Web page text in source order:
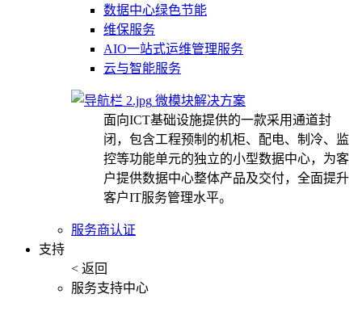
数据中心绿色节能
维保服务
AIO一站式运维管理服务
云与智能服务
微模块解决方案
面向ICT基础设施提供的一款采用通道封
闭，包含工程预制的机柜、配电、制冷、监
控等功能单元的独立的小型数据中心，为客
户提供数据中心整体产品及交付，全面提升
客户IT服务管理水平。
服务商认证
支持
< 返回
服务支持中心